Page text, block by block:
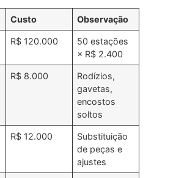
Custo Observação
R$ 120.000
50 estações
× R$ 2.400
R$ 8.000
Rodízios,
gavetas,
encostos
soltos
R$ 12.000
Substituição
de peças e
ajustes